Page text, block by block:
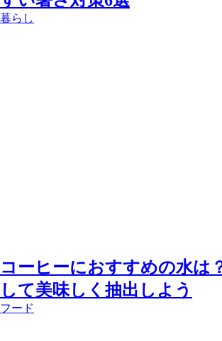
暮らし
コーヒーにおすすめの水は
して美味しく抽出しよう
フード